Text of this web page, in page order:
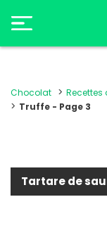
Chocolat
Truffe - Page 3
Tartare de